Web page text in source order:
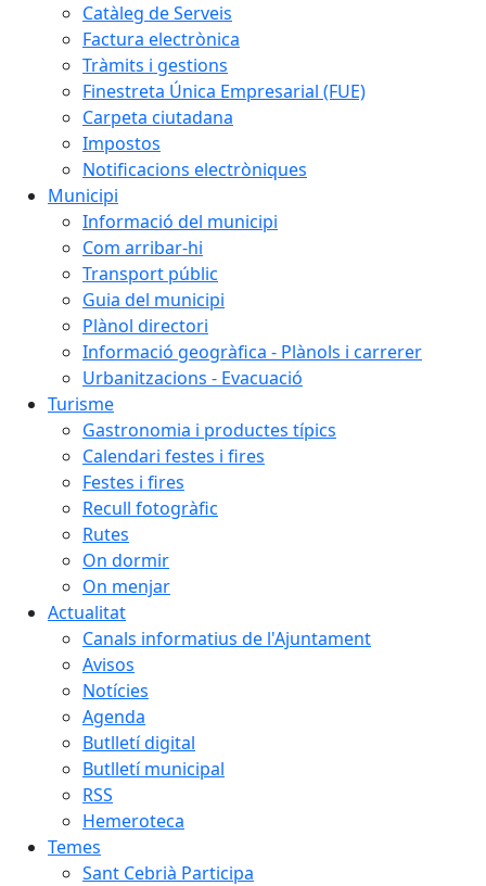
Catàleg de Serveis
Factura electrònica
Tràmits i gestions
Finestreta Única Empresarial (FUE)
Carpeta ciutadana
Impostos
Notificacions electròniques
Municipi
Informació del municipi
Com arribar-hi
Transport públic
Guia del municipi
Plànol directori
Informació geogràfica - Plànols i carrerer
Urbanitzacions - Evacuació
Turisme
Gastronomia i productes típics
Calendari festes i fires
Festes i fires
Recull fotogràfic
Rutes
On dormir
On menjar
Actualitat
Canals informatius de l'Ajuntament
Avisos
Notícies
Agenda
Butlletí digital
Butlletí municipal
RSS
Hemeroteca
Temes
Sant Cebrià Participa